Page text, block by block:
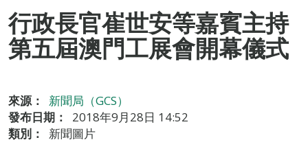
行政長官崔世安等嘉賓主持
第五屆澳門工展會開幕儀式
來源：
新聞局（GCS）
發布日期：
2018年9月28日 14:52
類別：
新聞圖片